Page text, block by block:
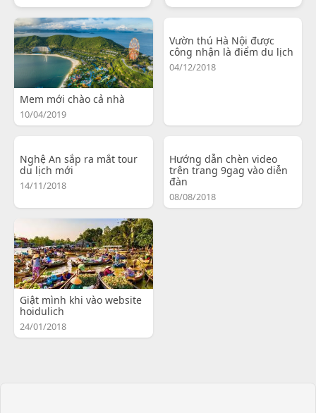
Mem mới chào cả nhà
10/04/2019
Vườn thú Hà Nội được
công nhận là điểm du lịch
04/12/2018
Nghệ An sắp ra mắt tour
du lịch mới
14/11/2018
Hướng dẫn chèn video
trên trang 9gag vào diễn
đàn
08/08/2018
Giật mình khi vào website
hoidulich
24/01/2018